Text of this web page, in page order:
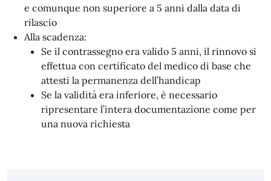
e comunque non superiore a 5 anni dalla data di
rilascio
Alla scadenza:
Se il contrassegno era valido 5 anni, il rinnovo si
effettua con certificato del medico di base che
attesti la permanenza dell’handicap
Se la validità era inferiore, è necessario
ripresentare l’intera documentazione come per
una nuova richiesta